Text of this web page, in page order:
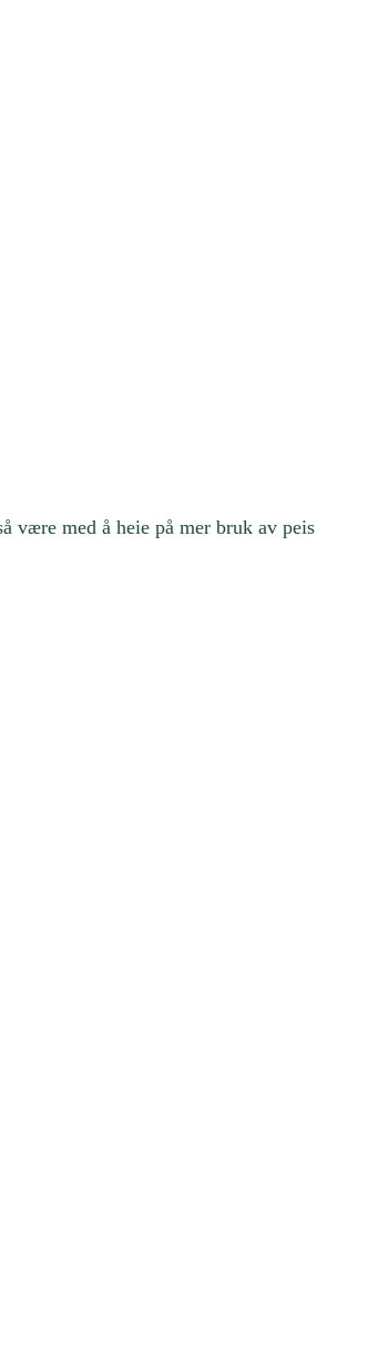
være med å heie på mer bruk av peis